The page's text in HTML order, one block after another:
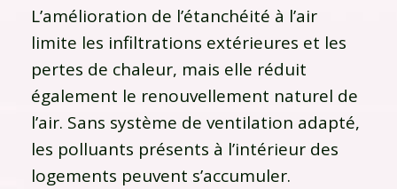
L’amélioration de l’étanchéité à l’air
limite les infiltrations extérieures et les
pertes de chaleur, mais elle réduit
également le renouvellement naturel de
l’air. Sans système de ventilation adapté,
les polluants présents à l’intérieur des
logements peuvent s’accumuler.